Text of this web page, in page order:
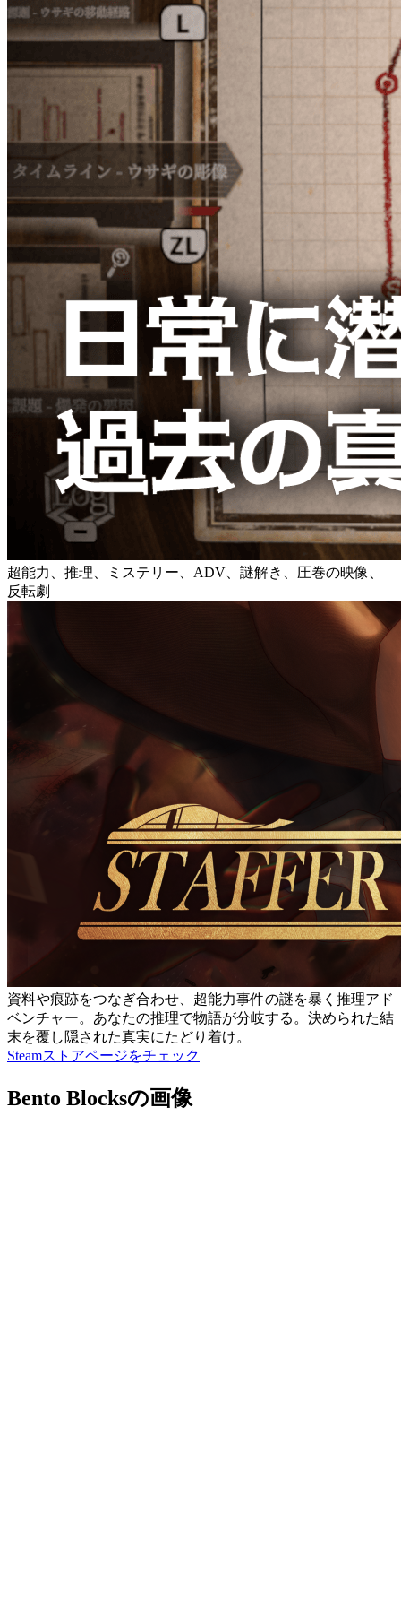
超能力、推理、ミステリー、ADV、謎解き、圧巻の映像、
反転劇
資料や痕跡をつなぎ合わせ、超能力事件の謎を暴く推理アド
ベンチャー。あなたの推理で物語が分岐する。決められた結
末を覆し隠された真実にたどり着け。
Steamストアページをチェック
Bento Blocksの画像